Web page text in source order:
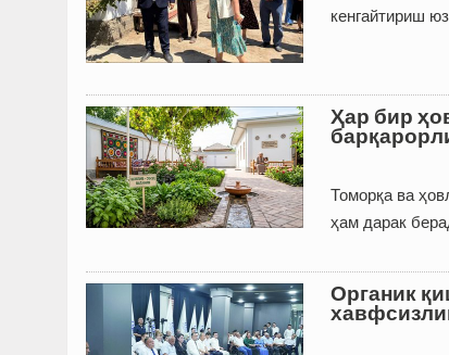
кенгайтириш
Ҳар бир
Томорқа ва
ҳам дарак
Органик